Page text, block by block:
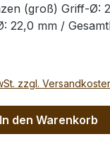
(groß) Griff-Ø:
22,0 mm /
kann
Ram Foot
für alle 2D &
Verteilung
zzgl.
In den Warenkorb